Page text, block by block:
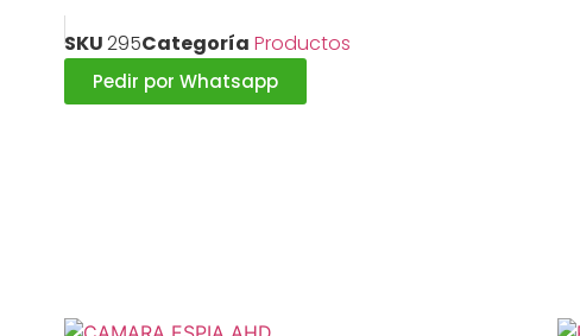
SKU295Categoría Productos
Pedir por Whatsapp